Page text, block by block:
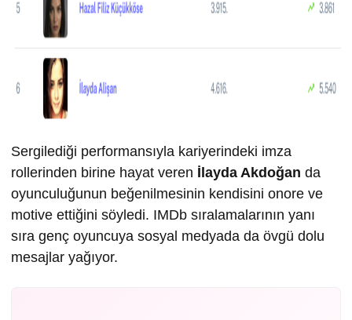
Sergilediği performansıyla kariyerindeki imza
rollerinden birine hayat veren İlayda Akdoğan da
oyunculuğunun beğenilmesinin kendisini onore ve
motive ettiğini söyledi. IMDb sıralamalarının yanı
sıra genç oyuncuya sosyal medyada da övgü dolu
mesajlar yağıyor.